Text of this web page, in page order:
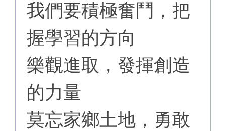
我們要積極奮鬥，把
握學習的方向
樂觀進取，發揮創造
的力量
莫忘家鄉土地，勇敢